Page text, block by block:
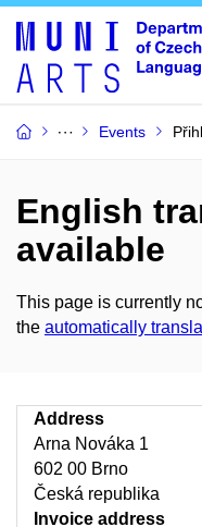
Events
English
available
This page is currently
the automatically
Address
Arna Nováka 1
602 00 Brno
Česká republika
Invoice address